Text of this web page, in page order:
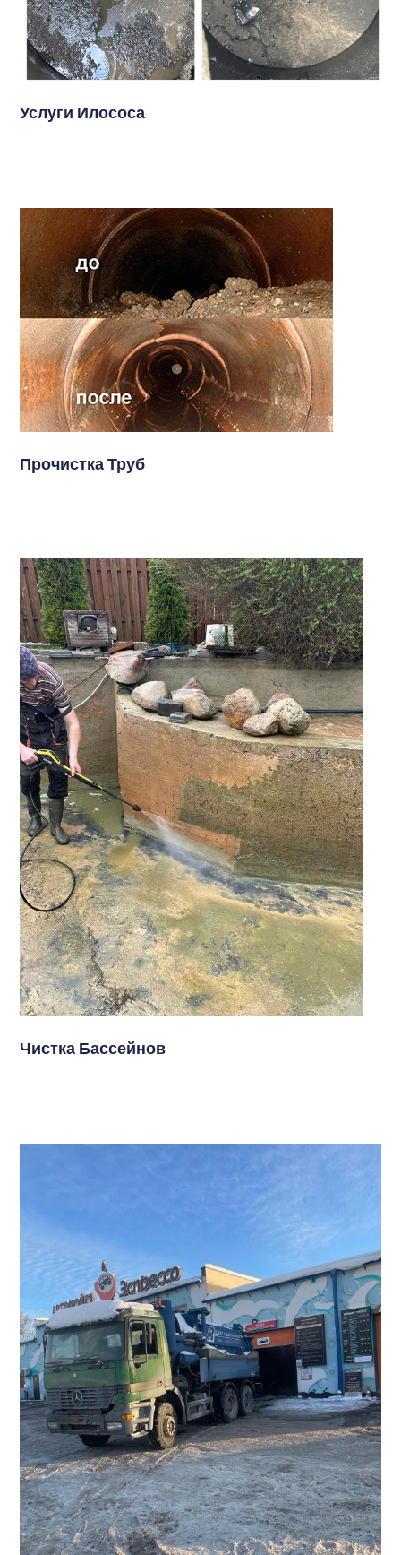
Услуги Илососа
Прочистка Труб
Чистка Бассейнов